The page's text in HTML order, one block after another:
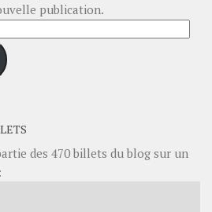
publication.
des 470billets du blog sur un